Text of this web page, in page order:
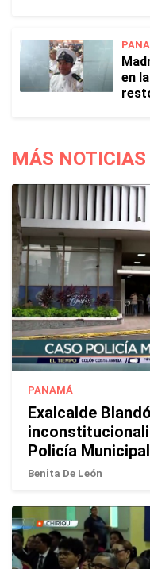
en
MÁS NOTICIAS
PANAMÁ
Exalcalde
Policía Municipal
Benita De León